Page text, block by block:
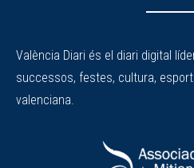
València Diari és el diari digital
successos, festes, cultura,
valenciana.